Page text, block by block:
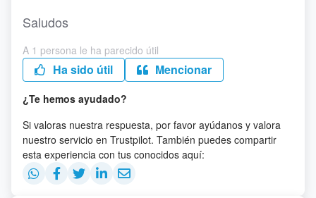
Saludos
A 1 persona le ha parecido útil
Ha sido útil Mencionar
¿Te hemos ayudado?
Si valoras nuestra respuesta, por favor ayúdanos y valora
nuestro servicio en Trustpilot. También puedes compartir
esta experiencia con tus conocidos aquí: